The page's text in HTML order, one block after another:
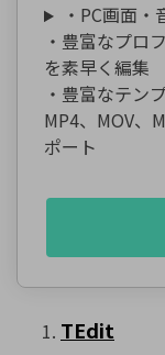
・PC画面
・豊富なプロ
を素早く編集
・豊富なテン
MP4、MOV、
ポート
TEdit